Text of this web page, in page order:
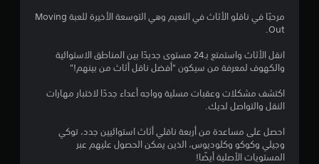
إ
م
ا
ي
مرحبًا في ناقلو الأثاث في النعيم وهي التوسعة الأخيرة للعبة Moving
Out.
انقل الأثاث واستمتع بـ24 مستوى جديدًا بين المناطق الاستوائية
والكهوف لمعرفة من سيكون "أفضل ناقل أثاث من بينهم!"
اكتشف مشكلات وعقبات مسلية وواجه أعداء جددًا لاختبار مهارات
النقل والتواصل لديك.
احصل على مساعدة من أربعة ناقلي أثاث استوائيين جدد، توكي
وجيلي وكوكو وكلوديوس، الذين يمكن الحصول عليهم عبر
المستويات الأصلية أيضًا!